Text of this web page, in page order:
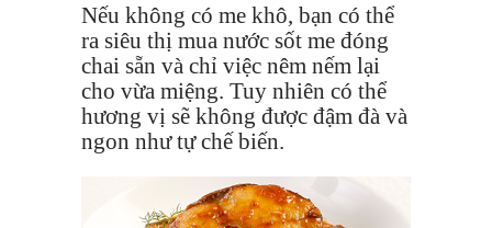
Nếu không có me khô, bạn có thể
ra siêu thị mua nước sốt me đóng
chai sẵn và chỉ việc nêm nếm lại
cho vừa miệng. Tuy nhiên có thể
hương vị sẽ không được đậm đà và
ngon như tự chế biến.